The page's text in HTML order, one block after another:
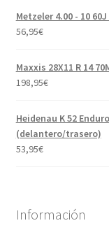
Metzeler 4.00 - 10
56,95€
Maxxis 28X11 R 14
198,95€
Heidenau K 52
(delantero/trasero)
53,95€
Información